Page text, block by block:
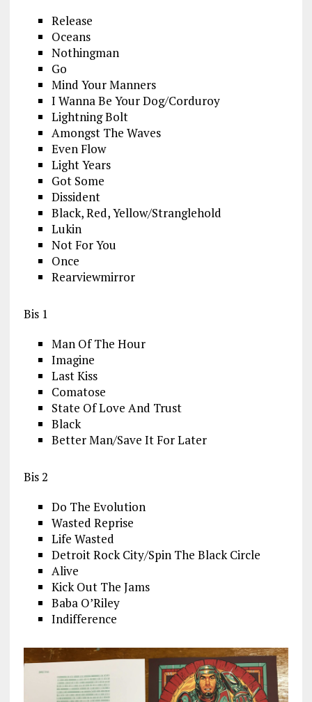
Release
Oceans
Nothingman
Go
Mind Your Manners
I Wanna Be Your Dog/Corduroy
Lightning Bolt
Amongst The Waves
Even Flow
Light Years
Got Some
Dissident
Black, Red, Yellow/Stranglehold
Lukin
Not For You
Once
Rearviewmirror
Bis 1
Man Of The Hour
Imagine
Last Kiss
Comatose
State Of Love And Trust
Black
Better Man/Save It For Later
Bis 2
Do The Evolution
Wasted Reprise
Life Wasted
Detroit Rock City/Spin The Black Circle
Alive
Kick Out The Jams
Baba O’Riley
Indifference